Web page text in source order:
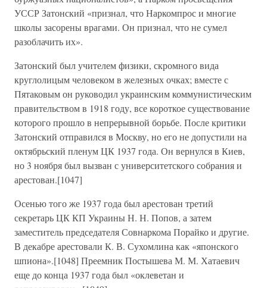
УССР Затонский «признал, что Наркомпрос и многие
школы засорены врагами. Он признал, что не сумел
разоблачить их».
Затонский был учителем физики, скромного вида
круглолицым человеком в железных очках; вместе с
Пятаковым он руководил украинским коммунистическим
правительством в 1918 году, все короткое существование
которого прошло в непрерывной борьбе. После критики
Затонский отправился в Москву, но его не допустили на
октябрьский пленум ЦК 1937 года. Он вернулся в Киев,
но 3 ноября был вызван с университетского собрания и
арестован.[1047]
Осенью того же 1937 года был арестован третий
секретарь ЦК КП Украины Н. Н. Попов, а затем
заместитель председателя Совнаркома Порайко и другие.
В декабре арестовали К. В. Сухомлина как «японского
шпиона».[1048] Преемник Постышева М. М. Хатаевич
еще до конца 1937 года был «оклеветан и